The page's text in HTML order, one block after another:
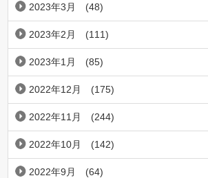
2023年3月 (48)
2023年2月 (111)
2023年1月 (85)
2022年12月 (175)
2022年11月 (244)
2022年10月 (142)
2022年9月 (64)